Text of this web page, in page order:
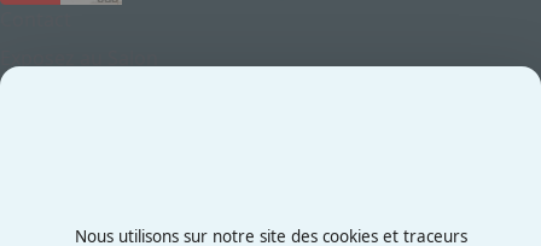
Nous utilisons sur notre site des cookies et traceurs